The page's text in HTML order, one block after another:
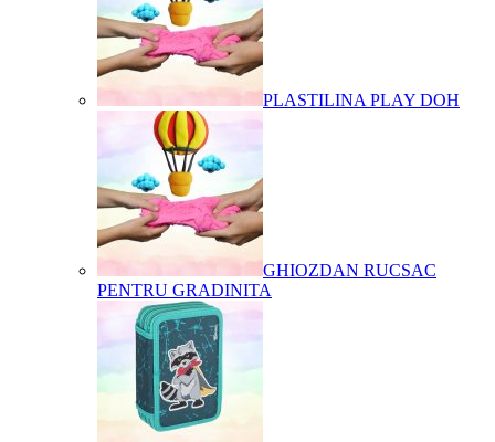
PLASTILINA PLAY DOH
GHIOZDAN RUCSAC
PENTRU GRADINITA